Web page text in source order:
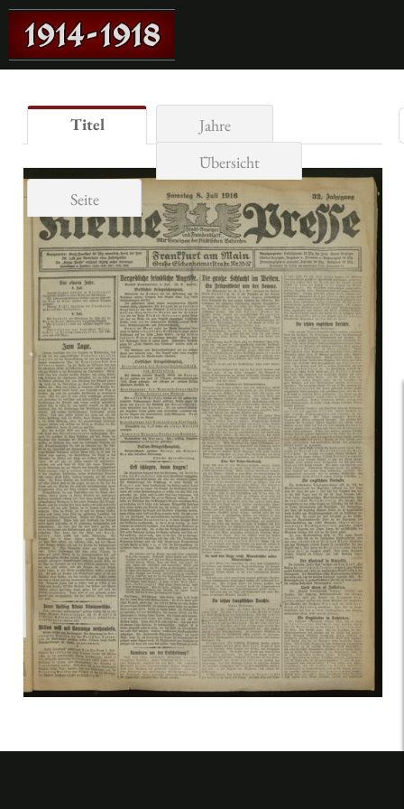
Titel
Jahre
Übersicht
Seite